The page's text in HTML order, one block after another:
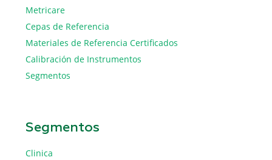
Metricare
Cepas de Referencia
Materiales de Referencia Certificados
Calibración de Instrumentos
Segmentos
Segmentos
Clinica